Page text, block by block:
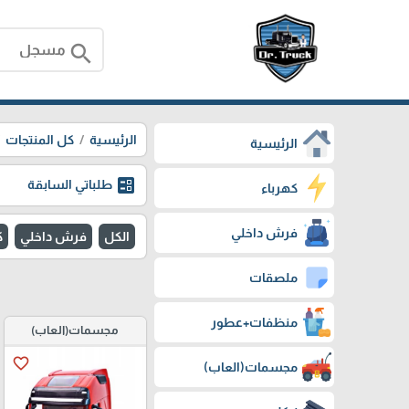
search
الرئيسية
كهرباء
فرش داخلي
ملصقات
منظفات+عطور
مجسمات(العاب)
الرئيسية كل المنتجات
ballot طلباتي السابقة
الكل فرش داخلي
مجسمات(العاب)
favorite_border